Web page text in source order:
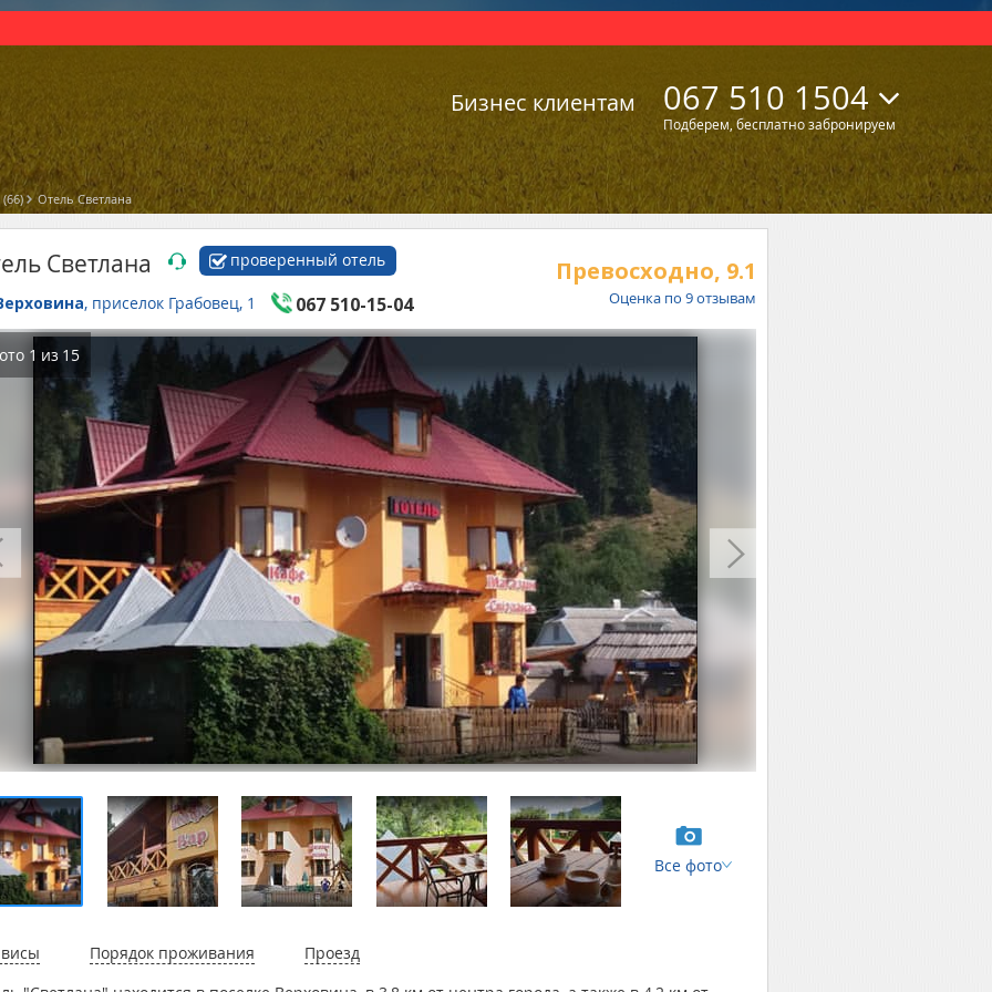
Бизнес клиентам 067 510 1504
Подберем, бесплатно забронируем
(66) Отель Светлана
Превосходно, 9.1
Оценка по 9отзывам
Светлана проверенный отель
, приселок Грабовец, 1 067 510-15-04
1 из 15
Все фото
Порядок проживания
Проезд